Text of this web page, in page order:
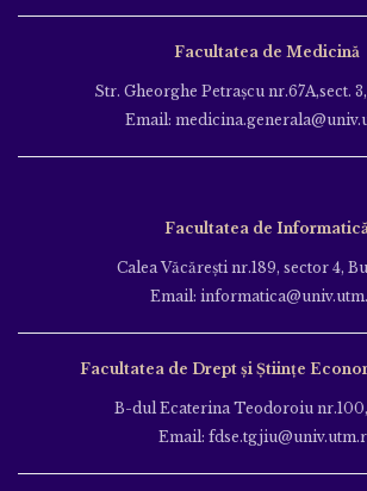
Facultatea de Medicină
Str. Gheorghe Petraşcu nr.67A,sect.
Email:
Facultatea de
Calea Văcăreşti nr.189, sector 4,
Email:
Facultatea de Drept și Științe
B-dul Ecaterina Teodoroiu
Email: